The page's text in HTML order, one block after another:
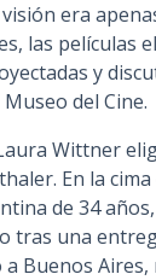
era
las películas
y
del Cine.
Wittner
En la
de 34
tras una
Buenos